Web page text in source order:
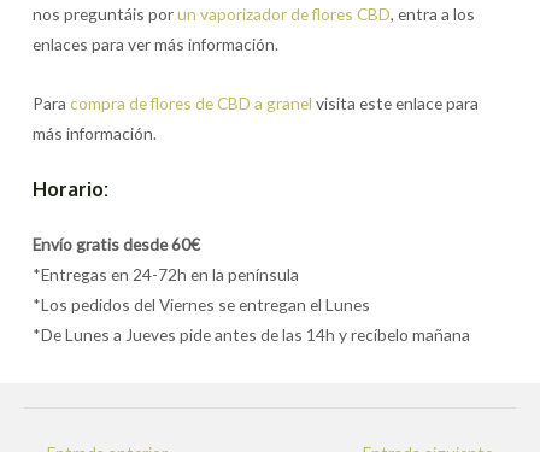
nos preguntáis porun vaporizador de flores CBD, entra a los
enlaces para ver más información.
Paracompra de flores de CBD a granel visita este enlace para
más información.
Horario:
Envío gratis desde 60€
*Entregas en 24-72h en la península
*Los pedidos del Viernes se entregan el Lunes
*De Lunes a Jueves pide antes de las 14h y recíbelo mañana
Navegación